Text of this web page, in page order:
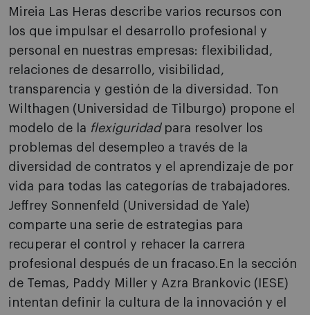
Mireia Las Heras describe varios recursos con
los que impulsar el desarrollo profesional y
personal en nuestras empresas: flexibilidad,
relaciones de desarrollo, visibilidad,
transparencia y gestión de la diversidad. Ton
Wilthagen (Universidad de Tilburgo) propone el
modelo de la flexiguridadpara resolver los
problemas del desempleo a través de la
diversidad de contratos y el aprendizaje de por
vida para todas las categorías de trabajadores.
Jeffrey Sonnenfeld (Universidad de Yale)
comparte una serie de estrategias para
recuperar el control y rehacer la carrera
profesional después de un fracaso.En la sección
de Temas, Paddy Miller y Azra Brankovic (IESE)
intentan definir la cultura de la innovación y el